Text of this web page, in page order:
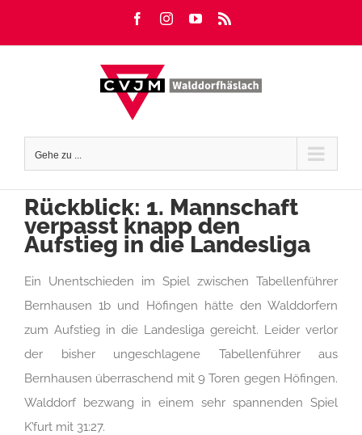
FacebookInstagramYouTube
Gehe zu ...
Rückblick: 1. Mannschaft
verpasst knapp den
Aufstieg in die Landesliga
Ein Unentschieden im Spiel zwischen Tabellenführer
Bernhausen 1b und Höfingen hätte den Walddorfern
zum Aufstieg in die Landesliga gereicht. Leider verlor
der bisher ungeschlagene Tabellenführer aus
Bernhausen überraschend mit 9 Toren gegen Höfingen.
Walddorf bezwang in einem sehr spannenden Spiel
K’furt mit 31:27.